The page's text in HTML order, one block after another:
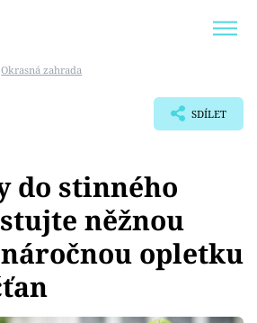
Okrasná zahrada
SDÍLET
do stinného
něžnou
opletku